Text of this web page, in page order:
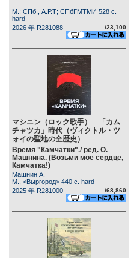
М.: СПб., А.Р.Т; СПбГМТМИ 528 c.
hard
2026 年 R281088
\23,100
マシニン（ロック歌手） 「カム
チャツカ」時代（ヴィクトル・ツ
ォイの聖地の全歴史）
Время "Камчатки"./ ред. О.
Машнина. (Возьми мое сердце,
Камчатка!)
Машнин А.
М., <Выргород> 440 c. hard
2025 年 R281000
\68,860